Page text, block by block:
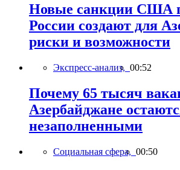
Новые санкции США
России создают для
риски и возможности
Экспресс-анализ, 00:52
Почему 65 тысяч
Азербайджане
незаполненными
Социальная сфера, 00:50